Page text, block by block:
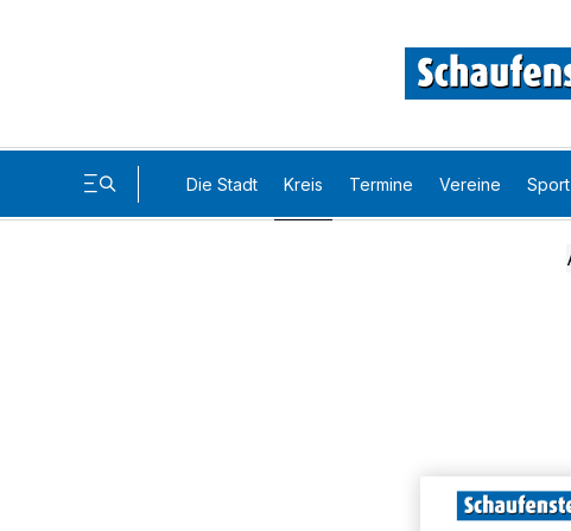
Die Stadt Kreis Termine Vereine Sport